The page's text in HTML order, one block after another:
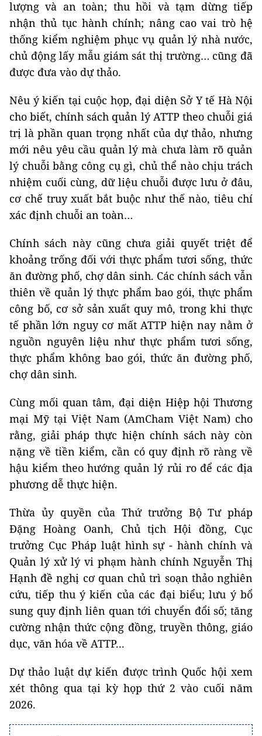
lượng và an toàn; thu hồi và tạm dừng tiếp
nhận thủ tục hành chính; nâng cao vai trò hệ
thống kiểm nghiệm phục vụ quản lý nhà nước,
chủ động lấy mẫu giám sát thị trường… cũng đã
được đưa vào dự thảo.
Nêu ý kiến tại cuộc họp, đại diện Sở Y tế Hà Nội
cho biết, chính sách quản lý ATTP theo chuỗi giá
trị là phần quan trọng nhất của dự thảo, nhưng
mới nêu yêu cầu quản lý mà chưa làm rõ quản
lý chuỗi bằng công cụ gì, chủ thể nào chịu trách
nhiệm cuối cùng, dữ liệu chuỗi được lưu ở đâu,
cơ chế truy xuất bắt buộc như thế nào, tiêu chí
xác định chuỗi an toàn…
Chính sách này cũng chưa giải quyết triệt để
khoảng trống đối với thực phẩm tươi sống, thức
ăn đường phố, chợ dân sinh. Các chính sách vẫn
thiên về quản lý thực phẩm bao gói, thực phẩm
công bố, cơ sở sản xuất quy mô, trong khi thực
tế phần lớn nguy cơ mất ATTP hiện nay nằm ở
nguồn nguyên liệu như thực phẩm tươi sống,
thực phẩm không bao gói, thức ăn đường phố,
chợ dân sinh.
Cùng mối quan tâm, đại diện Hiệp hội Thương
mại Mỹ tại Việt Nam (AmCham Việt Nam) cho
rằng, giải pháp thực hiện chính sách này còn
nặng về tiền kiểm, cần có quy định rõ ràng về
hậu kiểm theo hướng quản lý rủi ro để các địa
phương dễ thực hiện.
​Thừa ủy quyền của Thứ trưởng Bộ Tư pháp
Đặng Hoàng Oanh, Chủ tịch Hội đồng, Cục
trưởng Cục Pháp luật hình sự - hành chính và
Quản lý xử lý vi phạm hành chính Nguyễn Thị
Hạnh đề nghị cơ quan chủ trì soạn thảo nghiên
cứu, tiếp thu ý kiến của các đại biểu; lưu ý bổ
sung quy định liên quan tới chuyển đổi số; tăng
cường nhận thức cộng đồng, truyền thông, giáo
dục, văn hóa về ATTP...
Dự thảo luật dự kiến được trình Quốc hội xem
xét thông qua tại kỳ họp thứ 2 vào cuối năm
2026.